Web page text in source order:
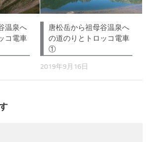
温泉へ
コ電車
唐松岳から祖母谷温泉へ
の道のりとトロッコ電車
①
2019年9月16日